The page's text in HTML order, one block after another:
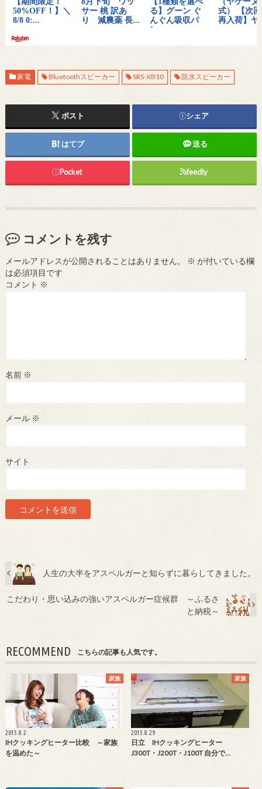
家電 Bluetoothスピーカー SRS-XB10 防水スピーカー
ポスト シェア
はてブ 送る
Pocket feedly
コメントを残す
メールアドレスが公開されることはありません。 ※ が付いている欄
は必須項目です
コメント ※
名前 ※
メール ※
サイト
人生の大半をアスペルガーと知らずに暮らしてきました。
こだわり・思い込みの強いアスペルガー症候群 ～ふるさ
と納税～
RECOMMEND こちらの記事も人気です。
家族
2015.8.2
IHクッキングヒーター比較 ～家族
を温めた～
家族
2015.8.29
日立 IHクッキングヒーター
J300T・J200T・J100T 自分で…